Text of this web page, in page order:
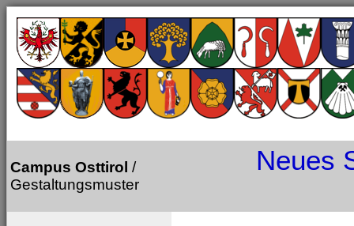
Campus Osttirol /
Gestaltungsmuster
Neues